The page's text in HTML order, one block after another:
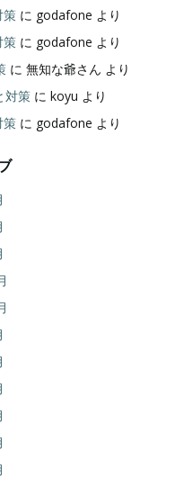
策に godafone より
策に godafone より
に 無知な爺さん より
対策に koyu より
策に godafone より